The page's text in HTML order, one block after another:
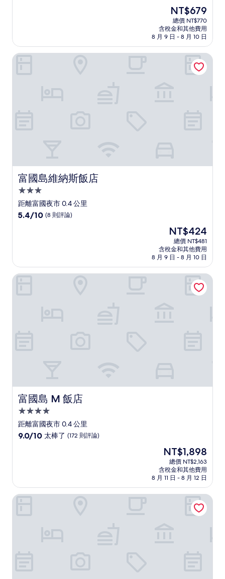
不
錯
現
在
價
格
為
NT$679
NT$679
總價 NT$770
含稅金和其他費用
8 月 9 日 - 8 月 10 日
富國島維納斯飯店
富國島維納斯飯店
3.0
星
級
距離富國夜市 0.4 公里
5.4
則
評
5.4/10 (8 則評論)
現
在
價
格
為
NT$424
NT$424
總價 NT$481
含稅金和其他費用
8 月 9 日 - 8 月 10 日
富國島維納斯飯店
富國島 M 飯店
富國島 M 飯店
4.0
星
級
距離富國夜市 0.4 公里
9.0
太
棒
9.0/10 太棒了 (172 則評論)
現
在
價
格
為
NT$1,898
NT$1,898
總價 NT$2,163
含稅金和其他費用
8 月 11 日 - 8 月 12 日
富國島 M 飯店
富國島藍天飯店